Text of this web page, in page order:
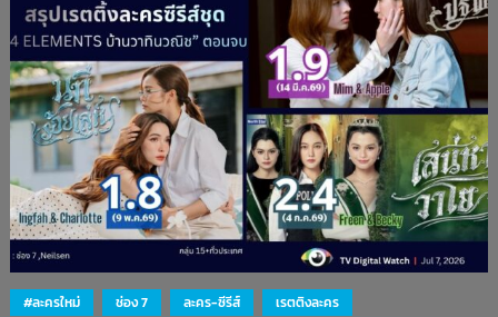
#ละครใหม่ ช่อง 7 ละคร-ซีรีส์ เรตติงละคร